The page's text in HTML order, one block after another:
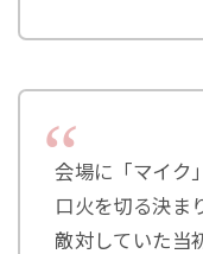
会場に「マイク
口火を切る決ま
敵対していた当